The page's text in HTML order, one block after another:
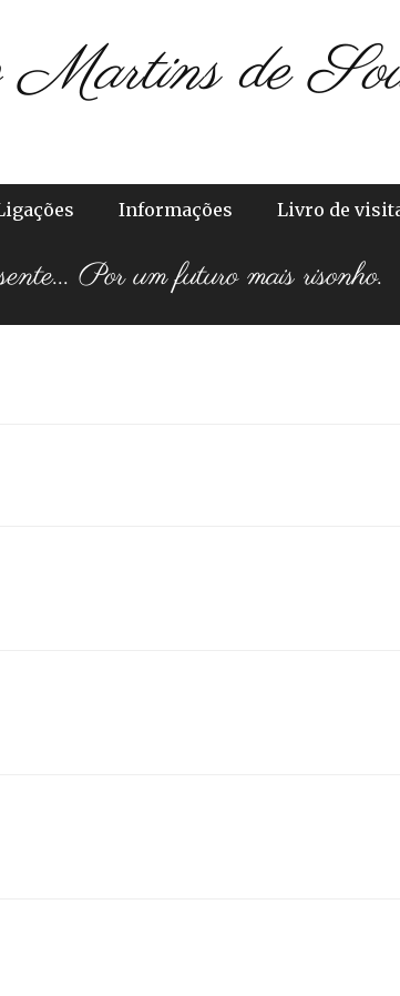
Martins de
Informações Livro de
Por um futuro mais risonho.